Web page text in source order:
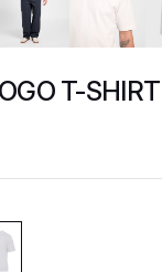
T-